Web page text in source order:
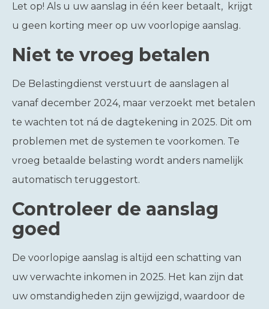
Let op! Als u uw aanslag in één keer betaalt, krijgt
u geen korting meer op uw voorlopige aanslag.
Niet te vroeg betalen
De Belastingdienst verstuurt de aanslagen al
vanaf december 2024, maar verzoekt met betalen
te wachten tot ná de dagtekening in 2025. Dit om
problemen met de systemen te voorkomen. Te
vroeg betaalde belasting wordt anders namelijk
automatisch teruggestort.
Controleer de aanslag
goed
De voorlopige aanslag is altijd een schatting van
uw verwachte inkomen in 2025. Het kan zijn dat
uw omstandigheden zijn gewijzigd, waardoor de